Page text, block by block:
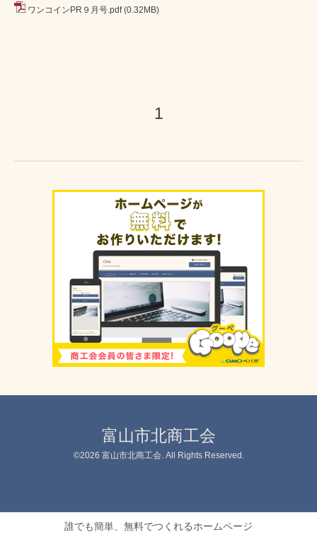
ワンコインPR９月号.pdf (0.32MB)
1
富山市北商工会
©2026 富山市北商工会. All Rights Reserved.
誰でも簡単、無料でつくれるホームページ